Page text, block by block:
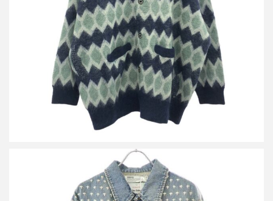
買取金額８，０００円
詳しく見る